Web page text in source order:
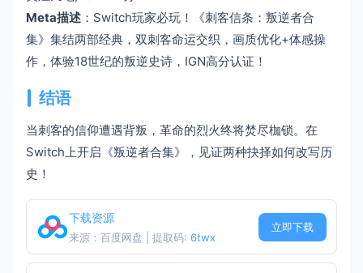
Meta描述 ：Switch玩家必玩！《刺客信条：叛逆者合
集》集结两部经典，双刺客命运交织，画质优化+体感操
作，体验18世纪的叛逆史诗，IGN高分认证！
结语
当刺客的信仰遭遇背叛，革命的烈火终将焚尽枷锁。在
Switch上开启《叛逆者合集》，见证两种抉择如何改写历
史！
下载资源
来源：百度网盘 | 提取码: 6twx
立即下载